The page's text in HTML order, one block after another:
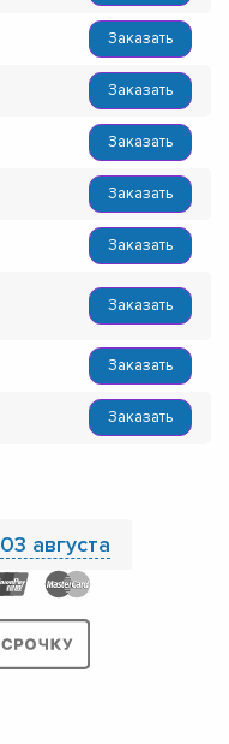
Заказать
Заказать
Заказать
Заказать
Заказать
Заказать
Заказать
Заказать
03 августа